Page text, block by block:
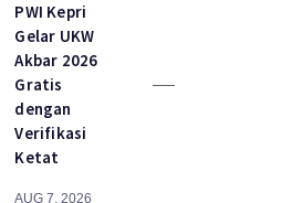
PWI Kepri
Gelar UKW
Akbar 2026
Gratis
dengan
Verifikasi
Ketat
AUG 7, 2026